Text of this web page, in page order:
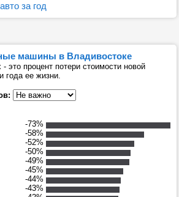
за год
машины в Владивостоке
это процент потери стоимости новой
года ее жизни.
-73%
-58%
-52%
-50%
-49%
-45%
-44%
-43%